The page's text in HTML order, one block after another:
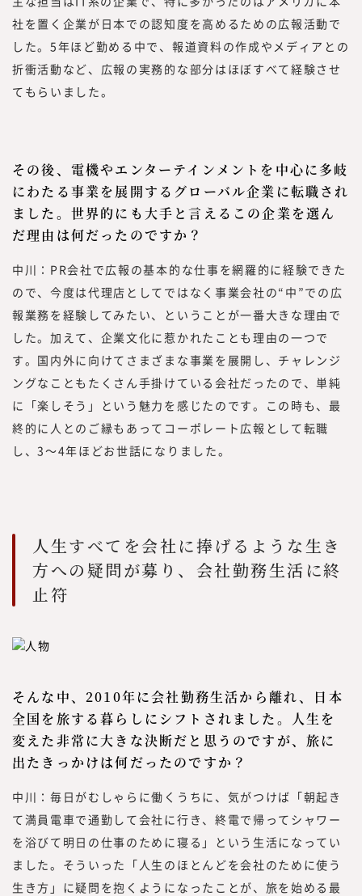
社を置く企業が日本での認知度を高めるための広報活動で
した。5年ほど勤める中で、報道資料の作成やメディアとの
折衝活動など、広報の実務的な部分はほぼすべて経験させ
てもらいました。
その後、電機やエンターテインメントを中心に多岐
にわたる事業を展開するグローバル企業に転職され
ました。世界的にも大手と言えるこの企業を選ん
だ理由は何だったのですか？
中川：PR会社で広報の基本的な仕事を網羅的に経験できた
ので、今度は代理店としてではなく事業会社の“中”での広
報業務を経験してみたい、ということが一番大きな理由で
した。加えて、企業文化に惹かれたことも理由の一つで
す。国内外に向けてさまざまな事業を展開し、チャレンジ
ングなこともたくさん手掛けている会社だったので、単純
に「楽しそう」という魅力を感じたのです。この時も、最
終的に人とのご縁もあってコーポレート広報として転職
し、3～4年ほどお世話になりました。
人生すべてを会社に捧げるような生き
方への疑問が募り、会社勤務生活に終
止符
そんな中、2010年に会社勤務生活から離れ、日本
全国を旅する暮らしにシフトされました。人生を
変えた非常に大きな決断だと思うのですが、旅に
出たきっかけは何だったのですか？
中川：毎日がむしゃらに働くうちに、気がつけば「朝起き
て満員電車で通勤して会社に行き、終電で帰ってシャワー
を浴びて明日の仕事のために寝る」という生活になってい
ました。そういった「人生のほとんどを会社のために使う
生き方」に疑問を抱くようになったことが、旅を始める最